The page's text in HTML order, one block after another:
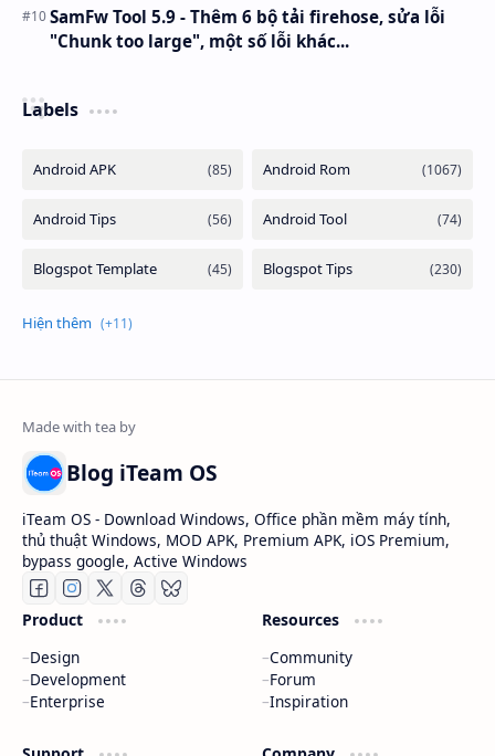
SamFw Tool 5.9 - Thêm 6 bộ tải firehose, sửa lỗi
"Chunk too large", một số lỗi khác...
Labels
Blog iTeam OS
iTeam OS - Download Windows, Office phần mềm máy tính,
thủ thuật Windows, MOD APK, Premium APK, iOS Premium,
bypass google, Active Windows
Product
Design
Development
Enterprise
Resources
Community
Forum
Inspiration